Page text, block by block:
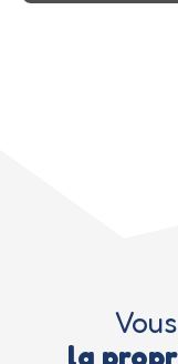
la